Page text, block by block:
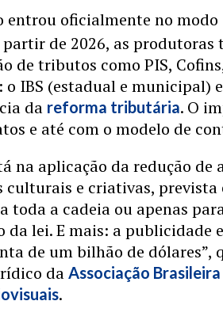
entrou oficialmente no modo
de 2026, as produtoras
de tributos como PIS,
IBS (estadual e municipal) e
da reforma tributária. O
e até com o modelo de
na aplicação da redução de
e criativas, prevista
toda a cadeia ou apenas
da lei. E mais: a publicidade
de um bilhão de dólares”,
daAssociação Brasileira
.